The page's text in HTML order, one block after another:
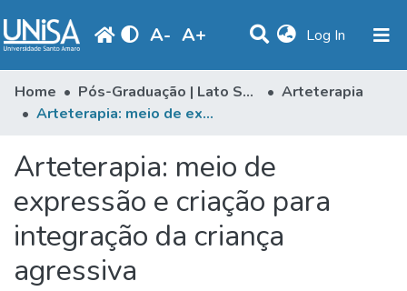
A- A+ Log In (current)
Communities & Collections
Browse
Produção Docente
Library
Periodicals
Home Pós-Graduação | Lato Sensu
Arteterapia
Arteterapia: meio de expressão e criação para integração da criança agressiva
Arteterapia: meio de
expressão e criação para
integração da criança
agressiva